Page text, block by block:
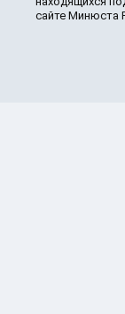
сайте Минюста